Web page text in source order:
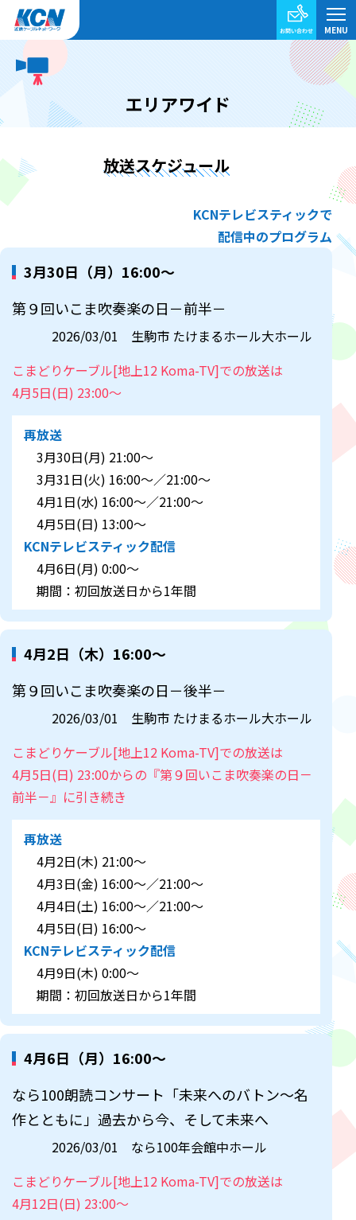
エリアワイド
放送スケジュール
KCNテレビスティックで
配信中のプログラム
3月30日（月）16:00～
第９回いこま吹奏楽の日－前半－
2026/03/01 生駒市 たけまるホール大ホール
こまどりケーブル[地上12 Koma-TV]での放送は
4月5日(日) 23:00～
再放送
3月30日(月) 21:00～
3月31日(火) 16:00～／21:00～
4月1日(水) 16:00～／21:00～
4月5日(日) 13:00～
KCNテレビスティック配信
4月6日(月) 0:00～
期間：初回放送日から1年間
4月2日（木）16:00～
第９回いこま吹奏楽の日－後半－
2026/03/01 生駒市 たけまるホール大ホール
こまどりケーブル[地上12 Koma-TV]での放送は
4月5日(日) 23:00からの『第９回いこま吹奏楽の日－
前半－』に引き続き
再放送
4月2日(木) 21:00～
4月3日(金) 16:00～／21:00～
4月4日(土) 16:00～／21:00～
4月5日(日) 16:00～
KCNテレビスティック配信
4月9日(木) 0:00～
期間：初回放送日から1年間
4月6日（月）16:00～
なら100朗読コンサート「未来へのバトン～名
作とともに」過去から今、そして未来へ
2026/03/01 なら100年会館中ホール
こまどりケーブル[地上12 Koma-TV]での放送は
4月12日(日) 23:00～